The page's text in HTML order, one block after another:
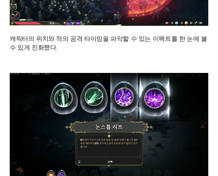
캐릭터의 위치와 적의 공격 타이밍을 파악할 수 있는 이펙트를 한 눈에 볼
수 있게 진화했다.